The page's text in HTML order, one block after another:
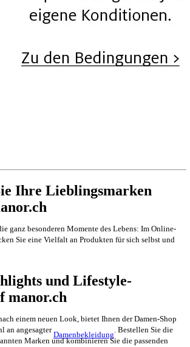
Ihre Lieblingsmarken
ganz besonderen Momente des Lebens: Im Online-
Sie eine Vielfalt an Produkten für sich selbst und
und Lifestyle-
manor.ch
einem neuen Look, bietet Ihnen der Damen-Shop
an angesagter
Damenbekleidung
. Bestellen Sie die
Marken und kombinieren Sie die passenden